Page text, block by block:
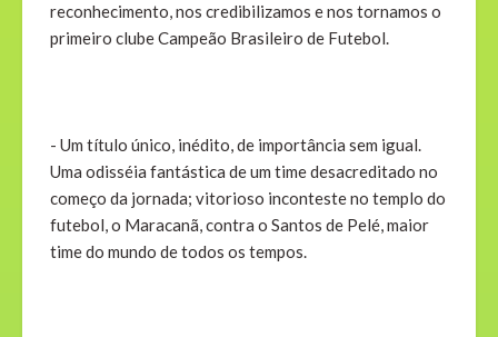
reconhecimento, nos credibilizamos e nos tornamos o
primeiro clube Campeão Brasileiro de Futebol.
- Um título único, inédito, de importância sem igual.
Uma odisséia fantástica de um time desacreditado no
começo da jornada; vitorioso inconteste no templo do
futebol, o Maracanã, contra o Santos de Pelé, maior
time do mundo de todos os tempos.